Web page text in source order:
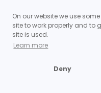
個人情報対策セミナー
顧問契約
経営革新等支援機関（認定支援機関）
On our website we use
site to work properly and to
site is used.
Learn more
Deny